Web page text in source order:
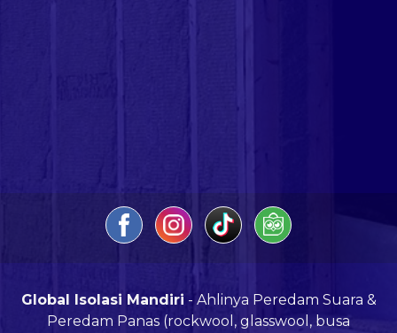
Global Isolasi Mandiri - Ahlinya Peredam Suara &
Peredam Panas (rockwool, glasswool, busa